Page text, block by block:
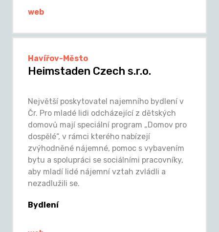
web
Havířov-Město
Heimstaden Czech s.r.o.
Největší poskytovatel najemního bydlení v
Čr. Pro mladé lidi odcházející z dětských
domovů mají speciální program „Domov pro
dospělé“, v rámci kterého nabízejí
zvýhodněné nájemné, pomoc s vybavením
bytu a spolupráci se sociálními pracovníky,
aby mladí lidé nájemní vztah zvládli a
nezadlužili se.
Bydlení